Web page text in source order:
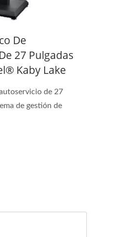
De
27 Pulgadas
Kaby Lake
de 27
de gestión de